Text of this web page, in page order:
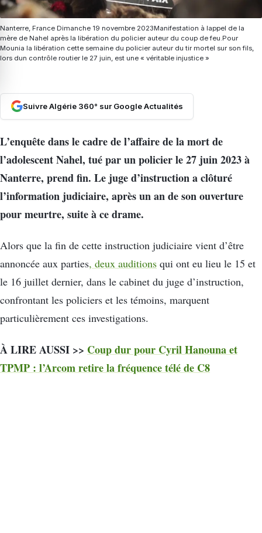
Nanterre, France Dimanche 19 novembre 2023Manifestation à lappel de la
mère de Nahel après la libération du policier auteur du coup de feu.Pour
Mounia la libération cette semaine du policier auteur du tir mortel sur son fils,
lors dun contrôle routier le 27 juin, est une « véritable injustice »
Suivre Algérie 360° sur Google Actualités
L’enquête dans le cadre de l’affaire de la mort de
l’adolescent Nahel, tué par un policier le 27 juin 2023 à
Nanterre, prend fin. Le juge d’instruction a clôturé
l’information judiciaire, après un an de son ouverture
pour meurtre, suite à ce drame.
Alors que la fin de cette instruction judiciaire vient d’être
annoncée aux parties, deux auditions qui ont eu lieu le 15 et
le 16 juillet dernier, dans le cabinet du juge d’instruction,
confrontant les policiers et les témoins, marquent
particulièrement ces investigations.
À LIRE AUSSI >> Coup dur pour Cyril Hanouna et
TPMP : l’Arcom retire la fréquence télé de C8